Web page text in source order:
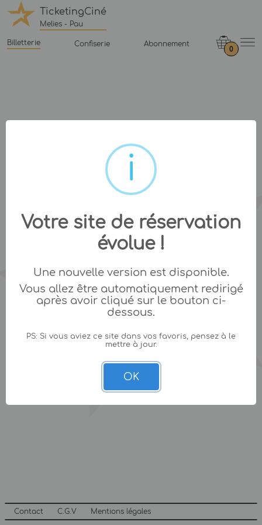
TicketingCiné
Melies - Pau
Billetterie Confiserie Abonnement
0
Contact C.G.V Mentions légales
Votre site de réservation
évolue !
Une nouvelle version est disponible.
Vous allez être automatiquement redirigé
après avoir cliqué sur le bouton ci-
dessous.
PS: Si vous aviez ce site dans vos favoris, pensez à le
mettre à jour.
OK